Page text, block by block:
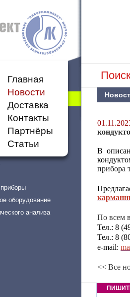
Главная
Новости
Доставка
Контакты
Партнёры
Статьи
оборудование
анализа
В
прибора
По всем
Тел.: 8
Тел.: 8
e-mail:
<< Все